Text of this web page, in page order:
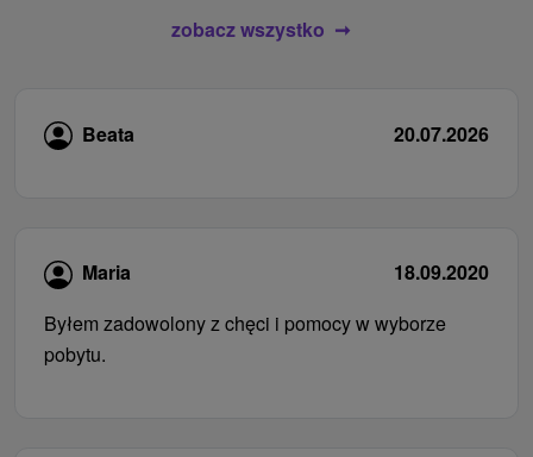
zobacz wszystko
Beata 20.07.2026
Maria
18.09.2020
Byłem zadowolony z chęci i pomocy w wyborze
pobytu.